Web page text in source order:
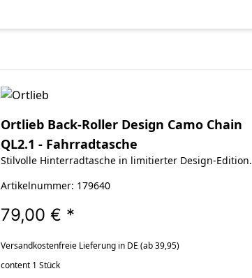
Ortlieb Back-Roller Design Camo Chain
QL2.1 - Fahrradtasche
Stilvolle Hinterradtasche in limitierter Design-Edition.
Artikelnummer: 179640
79,00 € *
Versandkostenfreie Lieferung in DE (ab 39,95)
content 1 Stück